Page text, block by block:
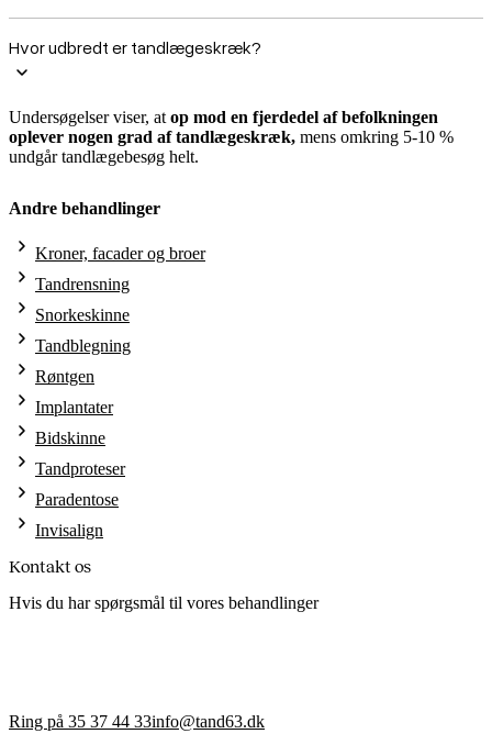
Hvor udbredt er tandlægeskræk?
Undersøgelser viser, at op mod en fjerdedel af befolkningen
oplever nogen grad af tandlægeskræk, mens omkring 5-10 %
undgår tandlægebesøg helt.
Andre behandlinger
Kroner, facader og broer
Tandrensning
Snorkeskinne
Tandblegning
Røntgen
Implantater
Bidskinne
Tandproteser
Paradentose
Invisalign
Kontakt os
Hvis du har spørgsmål til vores behandlinger
Ring på 35 37 44 33info@tand63.dk